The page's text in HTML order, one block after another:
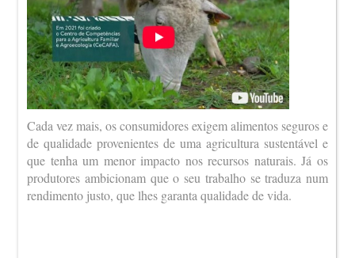
Cada vez mais, os consumidores exigem alimentos seguros e
de qualidade provenientes de uma agricultura sustentável e
que tenha um menor impacto nos recursos naturais. Já os
produtores ambicionam que o seu trabalho se traduza num
rendimento justo, que lhes garanta qualidade de vida.